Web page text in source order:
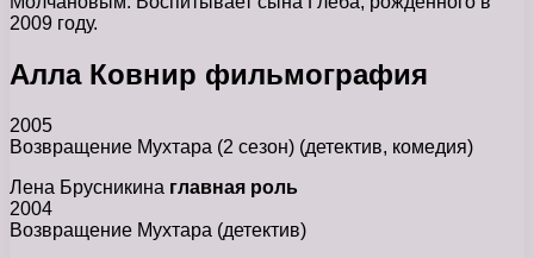
2009 году.
Алла Ковнир фильмография
2005
Возвращение Мухтара (2 сезон) (детектив, комедия)
Лена Брусникина главная роль
2004
Возвращение Мухтара (детектив)